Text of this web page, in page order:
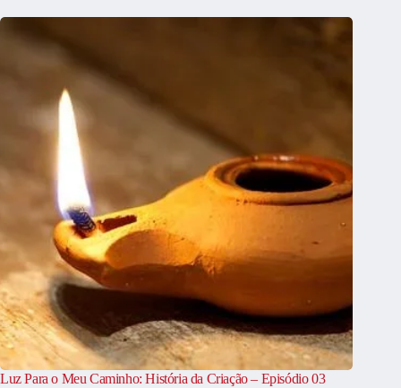
Luz Para o Meu Caminho: História da Criação – Episódio 03